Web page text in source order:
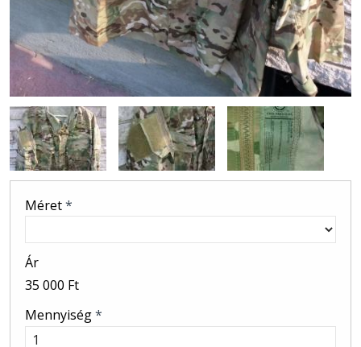
Méret*
Ár
35 000 Ft
Mennyiség*